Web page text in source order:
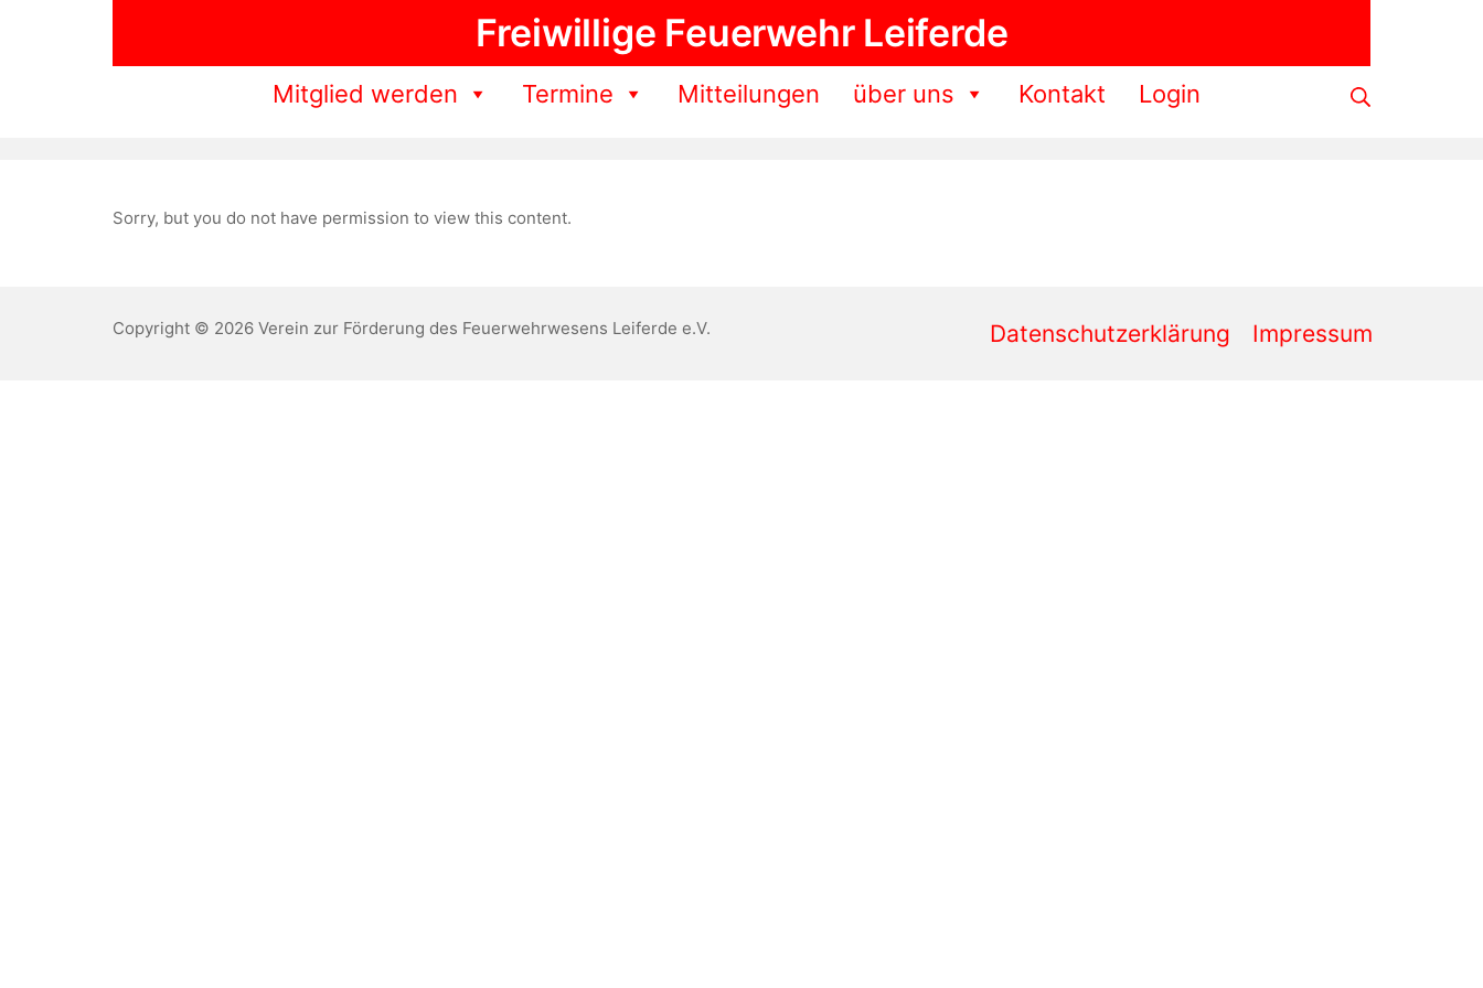
Freiwillige Feuerwehr Leiferde
Mitglied werden Termine Mitteilungen über uns Kontakt Login
Sorry, but you do not have permission to view this content.
Copyright © 2026 Verein zur Förderung des Feuerwehrwesens Leiferde e.V. Datenschutzerklärung Impressum